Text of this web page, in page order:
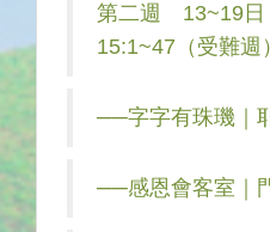
第二週 13~19日
15:1~47（受難週
──字字有珠璣｜
──感恩會客室｜